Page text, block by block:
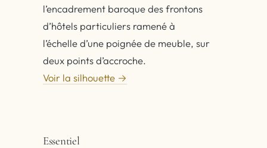
l’encadrement baroque des frontons
d’hôtels particuliers ramené à
l’échelle d’une poignée de meuble, sur
deux points d’accroche.
Voir la silhouette →
Essentiel